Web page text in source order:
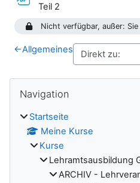
Teil 2
Nicht verfügbar, außer:
←Allgemeines
Navigation
Startseite
Meine Kurse
Kurse
Lehramtsausbildung
ARCHIV -